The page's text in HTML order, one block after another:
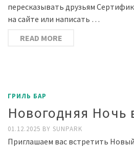
пересказывать друзьям
на сайте или написать …
READ MORE
ГРИЛЬ БАР
Новогодняя Ночь
01.12.2025 BY SUNPARK
Приглашаем вас встретить